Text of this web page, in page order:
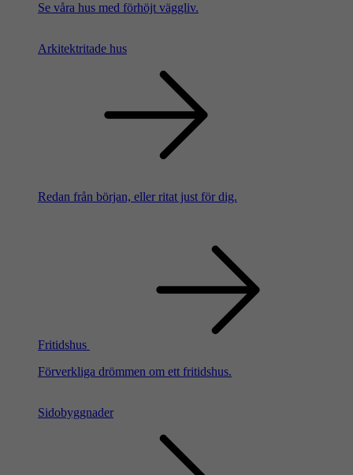
Se våra hus med förhöjt väggliv.
Arkitektritade hus
Redan från början, eller ritat just för dig.
Fritidshus
Förverkliga drömmen om ett fritidshus.
Sidobyggnader